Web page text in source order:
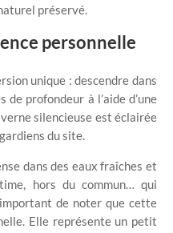
préservé.
personnelle
unique : descendre dans
profondeur à l’aide d’une
silencieuse est éclairée
du site.
dans des eaux fraîches et
hors du commun… qui
de noter que cette
Elle représente un petit